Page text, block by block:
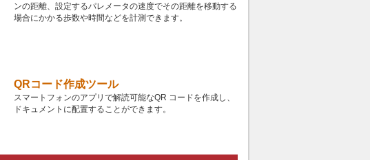
ンの距離、設定するパレメータの速度でその距離を移動する
場合にかかる歩数や時間などを計測できます。
QRコード作成ツール
スマートフォンのアプリで解読可能なQR コードを作成し、
ドキュメントに配置することができます。